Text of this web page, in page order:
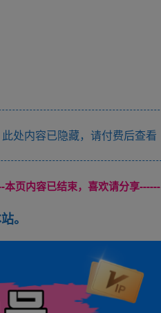
此处内容已隐藏，请付费后查看
本页内容已结束，喜欢请分享------
。